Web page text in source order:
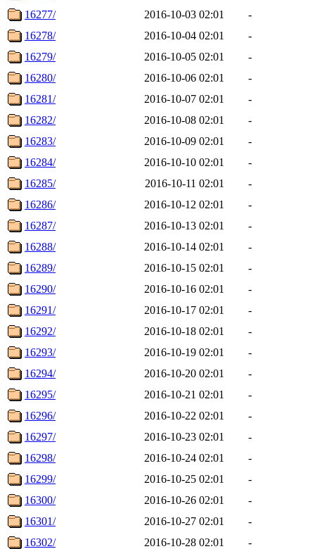
16277/
2016-10-03 02:01
-
16278/
2016-10-04 02:01
-
16279/
2016-10-05 02:01
-
16280/
2016-10-06 02:01
-
16281/
2016-10-07 02:01
-
16282/
2016-10-08 02:01
-
16283/
2016-10-09 02:01
-
16284/
2016-10-10 02:01
-
16285/
2016-10-11 02:01
-
16286/
2016-10-12 02:01
-
16287/
2016-10-13 02:01
-
16288/
2016-10-14 02:01
-
16289/
2016-10-15 02:01
-
16290/
2016-10-16 02:01
-
16291/
2016-10-17 02:01
-
16292/
2016-10-18 02:01
-
16293/
2016-10-19 02:01
-
16294/
2016-10-20 02:01
-
16295/
2016-10-21 02:01
-
16296/
2016-10-22 02:01
-
16297/
2016-10-23 02:01
-
16298/
2016-10-24 02:01
-
16299/
2016-10-25 02:01
-
16300/
2016-10-26 02:01
-
16301/
2016-10-27 02:01
-
16302/
2016-10-28 02:01
-